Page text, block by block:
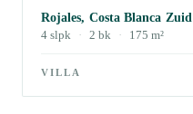
Rojales, Costa Blanca Zuid
4 slpk · 2 bk · 175 m²
VILLA